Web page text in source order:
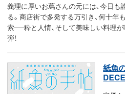
義理に厚いお蔦さんの元には、今日も
る。商店街で多発する万引き、何十年
索──粋と人情、そして美味しい料理
弾！
紙魚